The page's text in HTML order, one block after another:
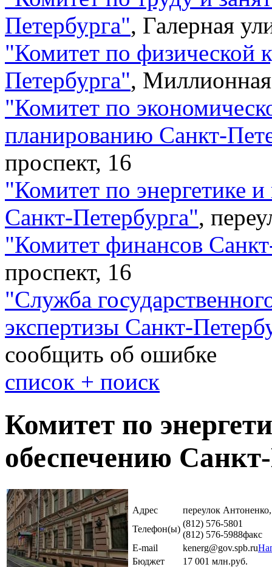
Петербурга", Галерная
"Комитет по физической
Петербурга",
"Комитет по
планированию Санкт-
проспект, 16
"Комитет по энергетике
Санкт-Петербурга",
"Комитет финансов
проспект, 16
"Служба
экспертизы Санкт-
сообщить об ошибке
cписок + поиск
Комитет по
обеспечению
Адрес
переулок
Телефон(ы)
(812) 576-5801
(812) 576-5988факс
E-mail
kenerg@gov.spb.ru
Бюджет
17 001 млн.руб.